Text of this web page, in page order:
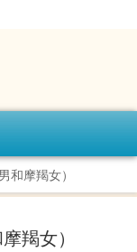
和摩羯女）
羯女）